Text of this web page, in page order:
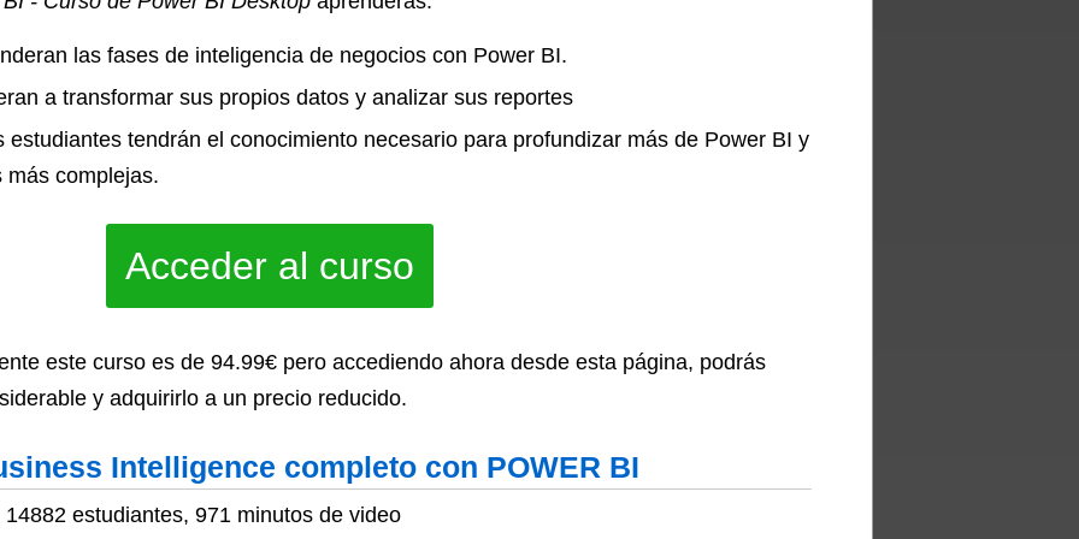
las fases de inteligencia de negocios con Power BI.
a transformar sus propios datos y analizar sus reportes
estudiantes tendrán el conocimiento necesario para profundizar más de Power BI y
más complejas.
Acceder al curso
este curso es de 94.99€ pero accediendo ahora desde esta página, podrás
y adquirirlo a un precio reducido.
Intelligence completo con POWER BI
estudiantes, 971 minutos de video